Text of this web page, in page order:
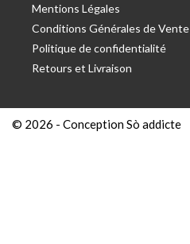
Mentions Légales
Conditions Générales de Vente
Politique de confidentialité
Retours et Livraison
© 2026 - Conception Sò addicte